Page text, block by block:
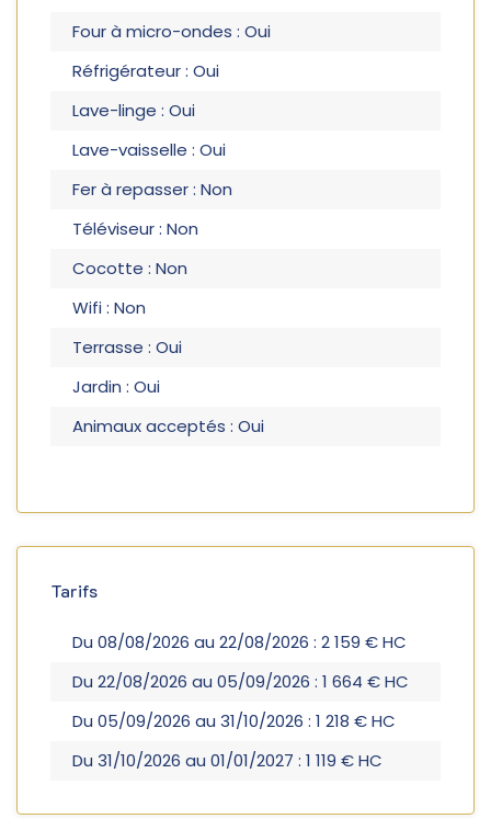
Four à micro-ondes : Oui
Réfrigérateur : Oui
Lave-linge : Oui
Lave-vaisselle : Oui
Fer à repasser : Non
Téléviseur : Non
Cocotte : Non
Wifi : Non
Terrasse : Oui
Jardin : Oui
Animaux acceptés : Oui
Tarifs
Du 08/08/2026 au 22/08/2026 : 2 159 € HC
Du 22/08/2026 au 05/09/2026 : 1 664 € HC
Du 05/09/2026 au 31/10/2026 : 1 218 € HC
Du 31/10/2026 au 01/01/2027 : 1 119 € HC